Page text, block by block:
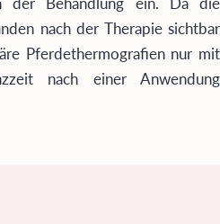
nach der Therapie sichtbar
Pferdethermografien nur mit
nach einer Anwendung